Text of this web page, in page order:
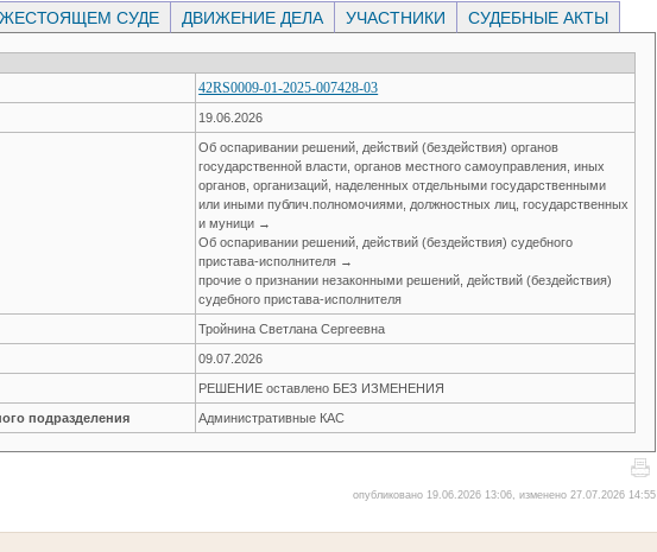
СУДЕ ДВИЖЕНИЕ ДЕЛА УЧАСТНИКИ СУДЕБНЫЕ АКТЫ
42RS0009-01-2025-007428-03
19.06.2026
Об оспаривании решений, действий (бездействия) органов
государственной власти, органов местного самоуправления, иных
органов, организаций, наделенных отдельными государственными
или иными публич.полномочиями, должностных лиц, государственных
и муници →
Об оспаривании решений, действий (бездействия) судебного
пристава-исполнителя →
прочие о признании незаконными решений, действий (бездействия)
судебного пристава-исполнителя
Тройнина Светлана Сергеевна
09.07.2026
РЕШЕНИЕ оставлено БЕЗ ИЗМЕНЕНИЯ
подразделения Административные КАС
опубликовано 19.06.2026 13:06, изменено 27.07.2026 14:55